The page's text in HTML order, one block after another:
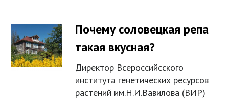
Почему соловецкая репа
такая вкусная?
Директор Всероссийсского
института генетических ресурсов
растений им.Н.И.Вавилова (ВИР)